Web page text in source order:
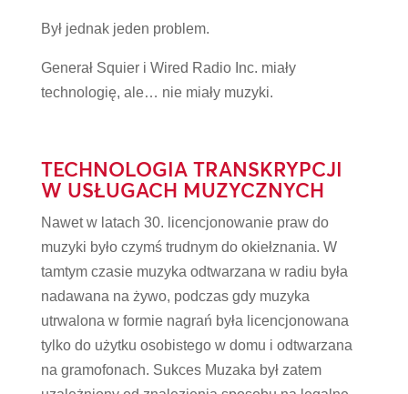
Był jednak jeden problem.
Generał Squier i Wired Radio Inc. miały
technologię, ale… nie miały muzyki.
TECHNOLOGIA TRANSKRYPCJI
W USŁUGACH MUZYCZNYCH
Nawet w latach 30. licencjonowanie praw do
muzyki było czymś trudnym do okiełznania. W
tamtym czasie muzyka odtwarzana w radiu była
nadawana na żywo, podczas gdy muzyka
utrwalona w formie nagrań była licencjonowana
tylko do użytku osobistego w domu i odtwarzana
na gramofonach. Sukces Muzaka był zatem